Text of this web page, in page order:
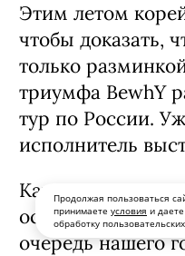
Продолжая пользоваться
принимаете условия и даете
обработку
Этим летом
чтобы доказать,
только
триумфа BewhY
тур по России.
исполнитель
Каждый новый
особенная
очередь нашего